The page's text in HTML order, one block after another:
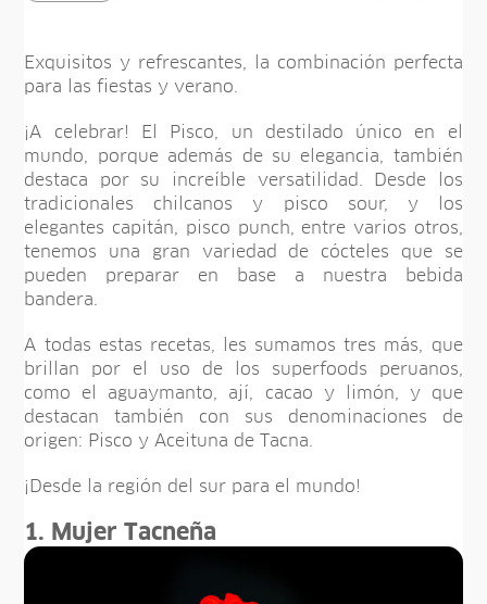
Exquisitos y refrescantes, la combinación perfecta
para las fiestas y verano.
¡A celebrar! El Pisco, un destilado único en el
mundo, porque además de su elegancia, también
destaca por su increíble versatilidad. Desde los
tradicionales chilcanos y pisco sour, y los
elegantes capitán, pisco punch, entre varios otros,
tenemos una gran variedad de cócteles que se
pueden preparar en base a nuestra bebida
bandera.
A todas estas recetas, les sumamos tres más, que
brillan por el uso de los superfoods peruanos,
como el aguaymanto, ají, cacao y limón, y que
destacan también con sus denominaciones de
origen: Pisco y Aceituna de Tacna.
¡Desde la región del sur para el mundo!
1. Mujer Tacneña